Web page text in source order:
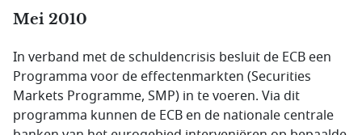
Mei 2010
In verband met de schuldencrisis besluit de ECB een
Programma voor de effectenmarkten (Securities
Markets Programme, SMP) in te voeren. Via dit
programma kunnen de ECB en de nationale centrale